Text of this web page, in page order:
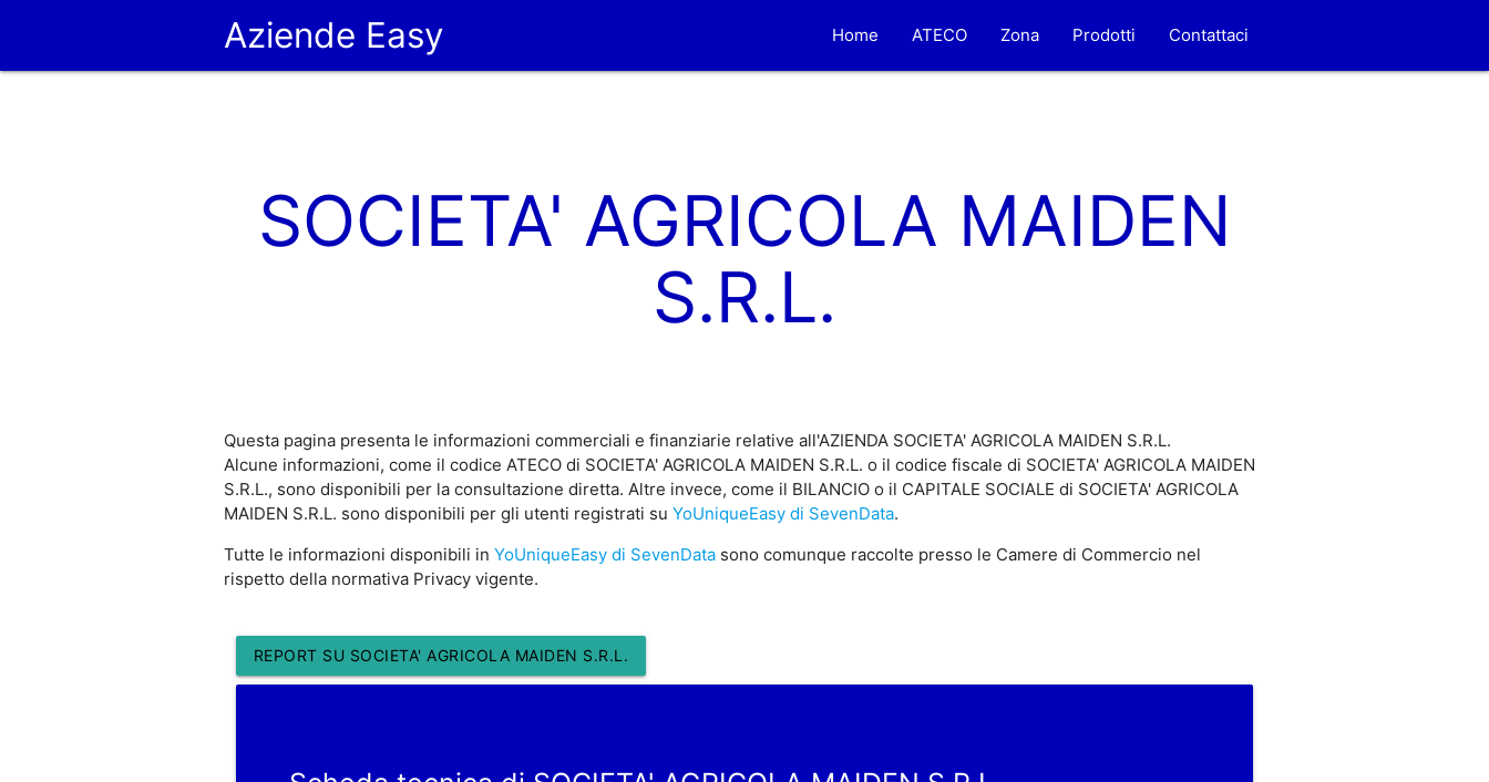
Aziende Easy Home ATECO Zona Prodotti Contattaci
SOCIETA' AGRICOLA MAIDEN
S.R.L.
Questa pagina presenta le informazioni commerciali e finanziarie relative all'AZIENDA SOCIETA' AGRICOLA MAIDEN S.R.L.
Alcune informazioni, come il codice ATECO di SOCIETA' AGRICOLA MAIDEN S.R.L. o il codice fiscale di SOCIETA' AGRICOLA MAIDEN
S.R.L., sono disponibili per la consultazione diretta. Altre invece, come il BILANCIO o il CAPITALE SOCIALE di SOCIETA' AGRICOLA
MAIDEN S.R.L. sono disponibili per gli utenti registrati su YoUniqueEasy di SevenData.
Tutte le informazioni disponibili in YoUniqueEasy di SevenDatasono comunque raccolte presso le Camere di Commercio nel
rispetto della normativa Privacy vigente.
REPORT SU SOCIETA' AGRICOLA MAIDEN S.R.L.